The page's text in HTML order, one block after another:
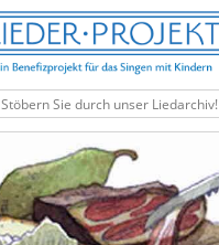
Stöbern Sie durch unser Liedarchiv!